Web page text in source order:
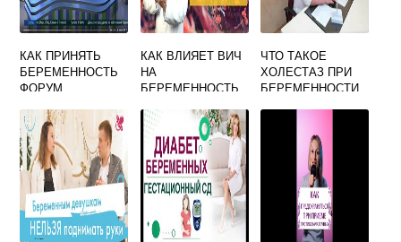
КАК ПРИНЯТЬ
БЕРЕМЕННОСТЬ
ФОРУМ
КАК ВЛИЯЕТ ВИЧ
НА
БЕРЕМЕННОСТЬ
ЧТО ТАКОЕ
ХОЛЕСТАЗ ПРИ
БЕРЕМЕННОСТИ